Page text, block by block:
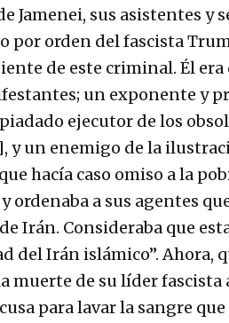
Jamenei, sus asistentes y
por orden del fascista
de este criminal. Él
un exponente y
ejecutor de los
y un enemigo de la
hacía caso omiso a la
ordenaba a sus agentes
Irán. Consideraba que
del Irán islámico”. Ahora,
muerte de su líder fascista
para lavar la sangre